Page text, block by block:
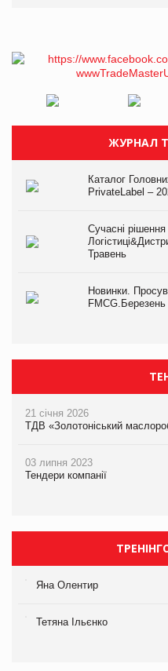
ЖУРНАЛ
Каталог
PrivateLabel –
Сучасні рішення
Травень
Новинки.
FMCG.Березень
21 січня 2026
ТДВ «Золотоніський
03 липня 2023
Тендери компанії
Яна Олентир
Тетяна Ільєнко